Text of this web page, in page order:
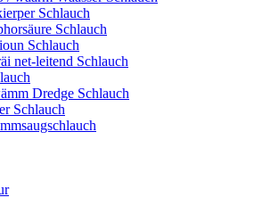
Schlauch
Schlauch
Schlauch
net-leitend Schlauch
Dredge Schlauch
Schlauch